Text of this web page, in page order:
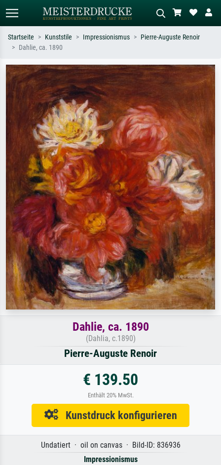
Suchen Sie nach Künstlern, Werktiteln
oder Stilen – z.B. Monet,
Sternennacht, Impressionismus, Welle
Hokusai, Akt.
Beschreiben Sie die Szene – z.B. Grüne
Wiese, Abstrakt mit viel Rot, Dunkles
Ölgemälde, Stehender Akt neben einem
Baum.
Startseite Kunststile Impressionismus
Pierre-Auguste Renoir
Dahlie, ca. 1890
Dahlie, ca. 1890
(Dahlia, c.1890)
Pierre-Auguste Renoir
€ 139.50
Enthält 20% MwSt.
Kunstdruck konfigurieren
Undatiert · oil on canvas · Bild-ID: 836936
Impressionismus